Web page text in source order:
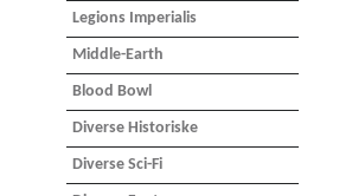
Legions Imperialis
Middle-Earth
Blood Bowl
Diverse Historiske
Diverse Sci-Fi